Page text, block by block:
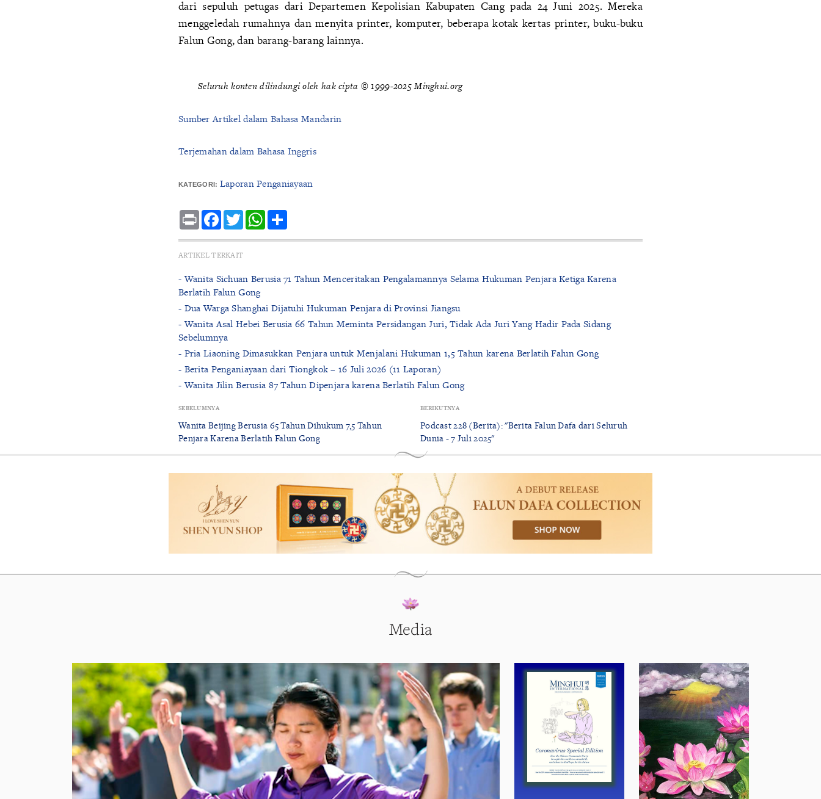
dari sepuluh petugas dari Departemen Kepolisian Kabupaten Cang pada 24 Juni 2025. Mereka
menggeledah rumahnya dan menyita printer, komputer, beberapa kotak kertas printer, buku-buku
Falun Gong, dan barang-barang lainnya.
Seluruh konten dilindungi oleh hak cipta © 1999-2025 Minghui.org
Sumber Artikel dalam Bahasa Mandarin
Terjemahan dalam Bahasa Inggris
KATEGORI: Laporan Penganiayaan
Print Facebook
TwitterWhatsApp
ARTIKEL TERKAIT
- Wanita Sichuan Berusia 71 Tahun Menceritakan Pengalamannya Selama Hukuman Penjara Ketiga Karena
Berlatih Falun Gong
- Dua Warga Shanghai Dijatuhi Hukuman Penjara di Provinsi Jiangsu
- Wanita Asal Hebei Berusia 66 Tahun Meminta Persidangan Juri, Tidak Ada Juri Yang Hadir Pada Sidang
Sebelumnya
- Pria Liaoning Dimasukkan Penjara untuk Menjalani Hukuman 1,5 Tahun karena Berlatih Falun Gong
- Berita Penganiayaan dari Tiongkok – 16 Juli 2026 (11 Laporan)
- Wanita Jilin Berusia 87 Tahun Dipenjara karena Berlatih Falun Gong
SEBELUMNYA
Wanita Beijing Berusia 65 Tahun Dihukum 7,5 Tahun
Penjara Karena Berlatih Falun Gong
BERIKUTNYA
Podcast 228 (Berita): "Berita Falun Dafa dari Seluruh
Dunia - 7 Juli 2025"
Media